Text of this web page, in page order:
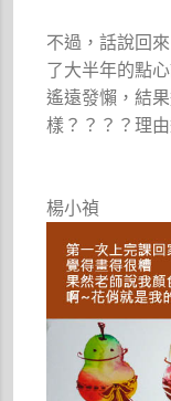
不過，話說回
了大半年的點
遙遠發懶，結
樣？？？？理
楊小禎